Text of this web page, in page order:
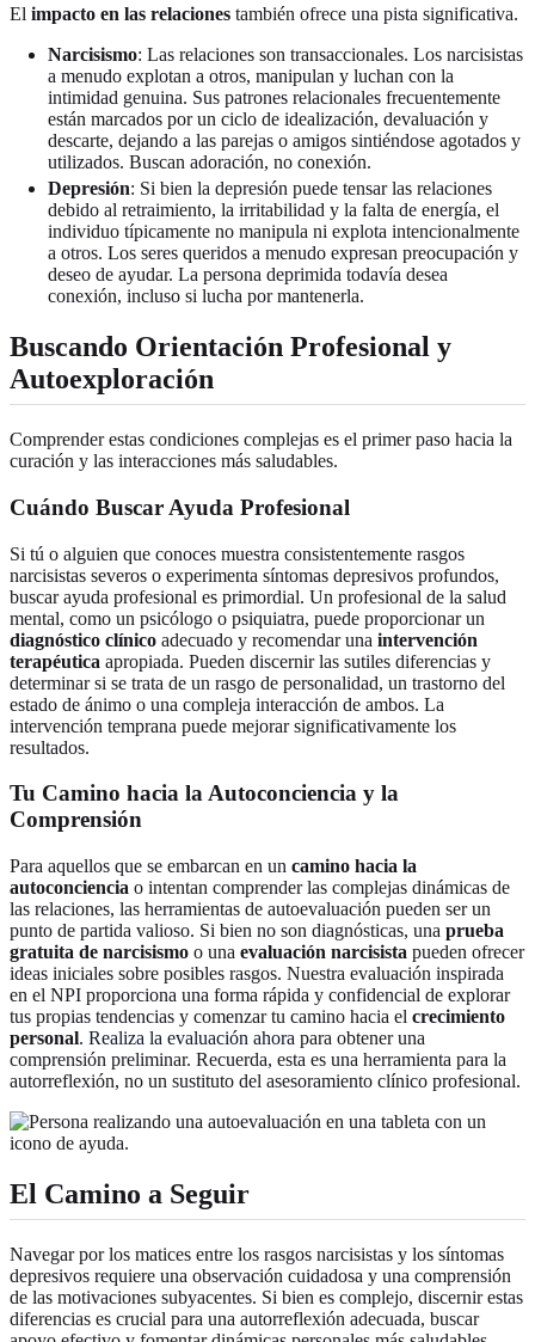
El impacto en las relaciones también ofrece una pista significativa.
Narcisismo: Las relaciones son transaccionales. Los narcisistas
a menudo explotan a otros, manipulan y luchan con la
intimidad genuina. Sus patrones relacionales frecuentemente
están marcados por un ciclo de idealización, devaluación y
descarte, dejando a las parejas o amigos sintiéndose agotados y
utilizados. Buscan adoración, no conexión.
Depresión: Si bien la depresión puede tensar las relaciones
debido al retraimiento, la irritabilidad y la falta de energía, el
individuo típicamente no manipula ni explota intencionalmente
a otros. Los seres queridos a menudo expresan preocupación y
deseo de ayudar. La persona deprimida todavía desea
conexión, incluso si lucha por mantenerla.
Buscando Orientación Profesional y
Autoexploración
Comprender estas condiciones complejas es el primer paso hacia la
curación y las interacciones más saludables.
Cuándo Buscar Ayuda Profesional
Si tú o alguien que conoces muestra consistentemente rasgos
narcisistas severos o experimenta síntomas depresivos profundos,
buscar ayuda profesional es primordial. Un profesional de la salud
mental, como un psicólogo o psiquiatra, puede proporcionar un
diagnóstico clínico adecuado y recomendar una intervención
terapéutica apropiada. Pueden discernir las sutiles diferencias y
determinar si se trata de un rasgo de personalidad, un trastorno del
estado de ánimo o una compleja interacción de ambos. La
intervención temprana puede mejorar significativamente los
resultados.
Tu Camino hacia la Autoconciencia y la
Comprensión
Para aquellos que se embarcan en un camino hacia la
autoconciencia o intentan comprender las complejas dinámicas de
las relaciones, las herramientas de autoevaluación pueden ser un
punto de partida valioso. Si bien no son diagnósticas, una prueba
gratuita de narcisismo o una evaluación narcisista pueden ofrecer
ideas iniciales sobre posibles rasgos. Nuestra evaluación inspirada
en el NPI proporciona una forma rápida y confidencial de explorar
tus propias tendencias y comenzar tu camino hacia el crecimiento
personal. Realiza la evaluación ahora para obtener una
comprensión preliminar. Recuerda, esta es una herramienta para la
autorreflexión, no un sustituto del asesoramiento clínico profesional.
El Camino a Seguir
Navegar por los matices entre los rasgos narcisistas y los síntomas
depresivos requiere una observación cuidadosa y una comprensión
de las motivaciones subyacentes. Si bien es complejo, discernir estas
diferencias es crucial para una autorreflexión adecuada, buscar